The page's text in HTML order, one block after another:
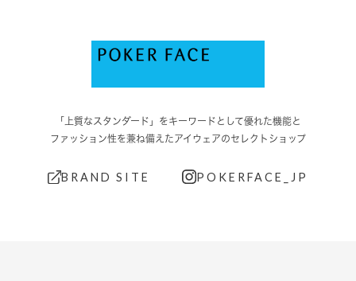
「上質なスタンダード」をキーワードとして優れた機能と
ファッション性を兼ね備えたアイウェアのセレクトショップ
BRAND SITE POKERFACE_JP